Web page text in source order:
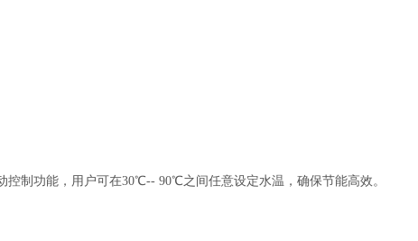
制功能，用户可在30℃-- 90℃之间任意设定水温，确保节能高效。